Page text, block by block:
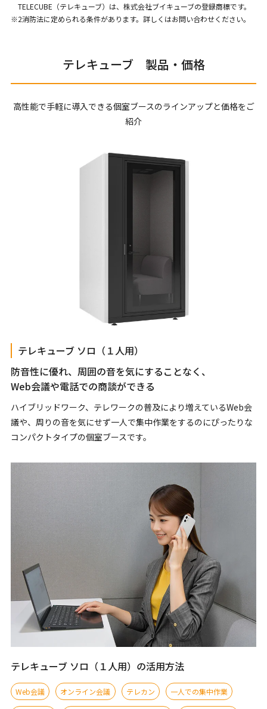
TELECUBE（テレキューブ）は、株式会社ブイキューブの登録商標です。
※2消防法に定められる条件があります。詳しくはお問い合わせください。
テレキューブ 製品・価格
高性能で手軽に導入できる個室ブースのラインアップと価格をご
紹介
テレキューブ ソロ（１人用）
防音性に優れ、周囲の音を気にすることなく、
Web会議や電話での商談ができる
ハイブリッドワーク、テレワークの普及により増えているWeb会
議や、周りの音を気にせず一人で集中作業をするのにぴったりな
コンパクトタイプの個室ブースです。
テレキューブ ソロ（１人用）の活用方法
Web会議 オンライン会議 テレカン 一人での集中作業